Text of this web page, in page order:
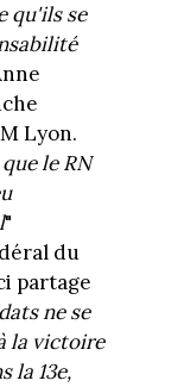
qu'ils se
Lyon.
le RN
"
du
partage
ne se
la victoire
la 13e,